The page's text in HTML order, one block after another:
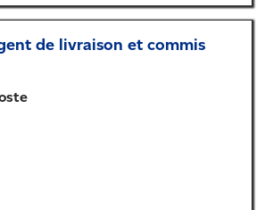
de livraison et commis